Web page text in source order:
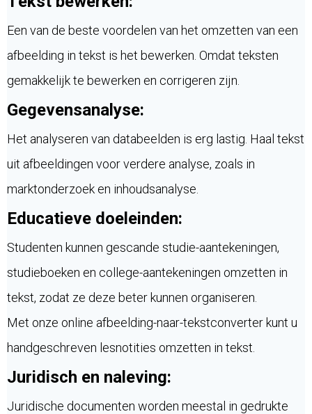
Een van de beste voordelen van het omzetten van een
afbeelding in tekst is het bewerken. Omdat teksten
gemakkelijk te bewerken en corrigeren zijn.
Gegevensanalyse:
Het analyseren van databeelden is erg lastig. Haal tekst
uit afbeeldingen voor verdere analyse, zoals in
marktonderzoek en inhoudsanalyse.
Educatieve doeleinden:
Studenten kunnen gescande studie-aantekeningen,
studieboeken en college-aantekeningen omzetten in
tekst, zodat ze deze beter kunnen organiseren.
Met onze online afbeelding-naar-tekstconverter kunt u
handgeschreven lesnotities omzetten in tekst.
Juridisch en naleving:
Juridische documenten worden meestal in gedrukte